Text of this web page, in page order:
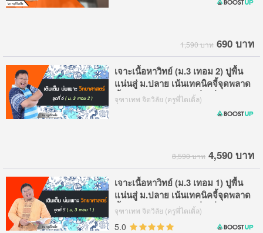
1,590 บาท 690 บาท
เจาะเนื้อหาวิทย์ (ม.3 เทอม 2) ปูพื้น
แน่นสู่ ม.ปลาย เน้นเทคนิคจี้จุดพลาด
ชี้จุดออกข้อสอบบ่อย เพื่อเพิ่มเกรด
และสอบติด รร.ดัง
จุฑาเทพ จิตวิลัย (ครูพี่ไตเติ้ล)
8,590 บาท 4,590 บาท
เจาะเนื้อหาวิทย์ (ม.3 เทอม 1) ปูพื้น
แน่นสู่ ม.ปลาย เน้นเทคนิคจี้จุดพลาด
ชี้จุดออกข้อสอบบ่อย เพื่อเพิ่มเกรด
และสอบติด รร.ดัง
จุฑาเทพ จิตวิลัย (ครูพี่ไตเติ้ล)
5.0